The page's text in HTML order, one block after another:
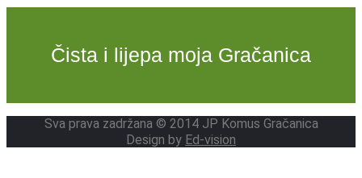
Čista i lijepa moja Gračanica
Sva prava zadržana © 2014 JP Komus Gračanica
Design by Ed-vision